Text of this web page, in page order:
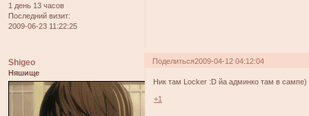
1 день 13 часов
Последний визит:
2009-06-23 11:22:25
Поделиться2009-04-12 04:12:04
Shigeo
Няшище
Ник там Locker :D йа админко там в сампе)
+1